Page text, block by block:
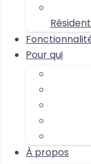
Pour qui
À propos